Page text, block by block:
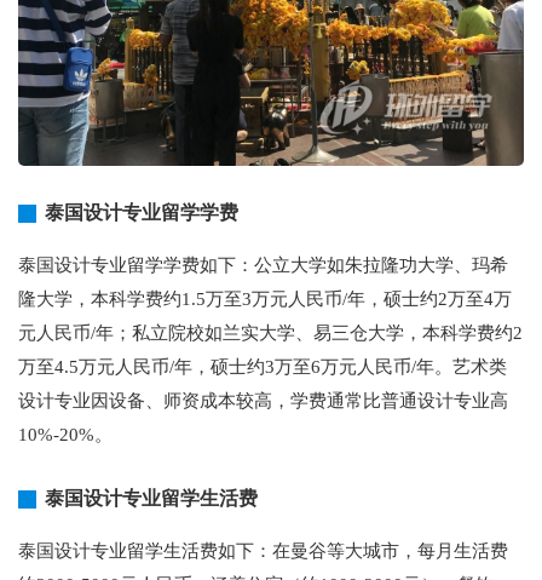
泰国设计专业留学学费
泰国设计专业留学学费如下：公立大学如朱拉隆功大学、玛希
隆大学，本科学费约1.5万至3万元人民币/年，硕士约2万至4万
元人民币/年；私立院校如兰实大学、易三仓大学，本科学费约2
万至4.5万元人民币/年，硕士约3万至6万元人民币/年。艺术类
设计专业因设备、师资成本较高，学费通常比普通设计专业高
10%-20%。
泰国设计专业留学生活费
泰国设计专业留学生活费如下：在曼谷等大城市，每月生活费